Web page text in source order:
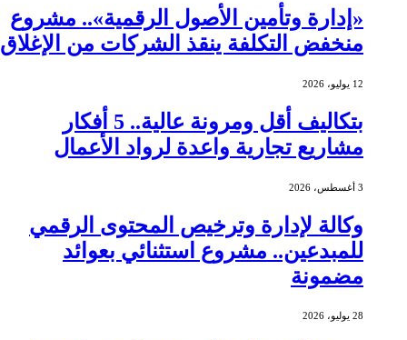
«إدارة وتأمين الأصول الرقمية».. مشروع
منخفض التكلفة ينقذ الشركات من الإغلاق
12 يوليو، 2026
بتكاليف أقل ومرونة عالية.. 5 أفكار
مشاريع تجارية واعدة لرواد الأعمال
3 أغسطس، 2026
وكالة لإدارة وترخيص المحتوى الرقمي
للمبدعين.. مشروع استثنائي بعوائد
مضمونة
28 يوليو، 2026